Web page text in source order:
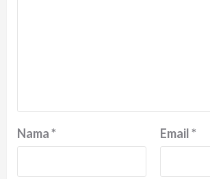
Nama* Email*